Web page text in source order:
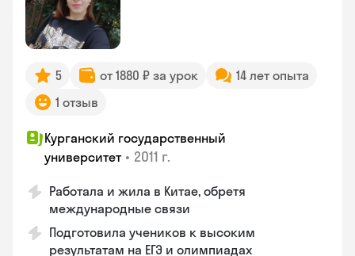
5 от 1880 ₽ за урок
14 лет опыта
1 отзыв
Курганский государственный
университет • 2011 г.
Работала и жила в Китае, обретя
международные связи
Подготовила учеников к высоким
результатам на ЕГЭ и олимпиадах